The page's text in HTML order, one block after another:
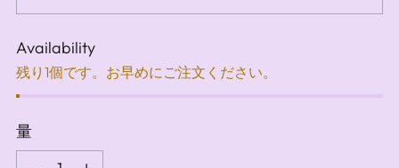
Availability
残り1個です。お早めにご注文ください。
量